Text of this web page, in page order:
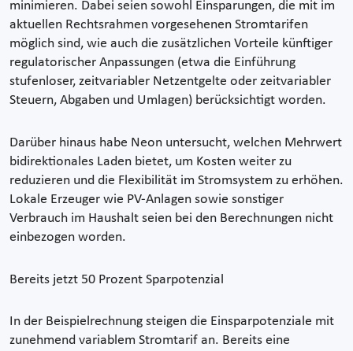
minimieren. Dabei seien sowohl Einsparungen, die mit im
aktuellen Rechtsrahmen vorgesehenen Stromtarifen
möglich sind, wie auch die zusätzlichen Vorteile künftiger
regulatorischer Anpassungen (etwa die Einführung
stufenloser, zeitvariabler Netzentgelte oder zeitvariabler
Steuern, Abgaben und Umlagen) berücksichtigt worden.
Darüber hinaus habe Neon untersucht, welchen Mehrwert
bidirektionales Laden bietet, um Kosten weiter zu
reduzieren und die Flexibilität im Stromsystem zu erhöhen.
Lokale Erzeuger wie PV-Anlagen sowie sonstiger
Verbrauch im Haushalt seien bei den Berechnungen nicht
einbezogen worden.
Bereits jetzt 50 Prozent Sparpotenzial
In der Beispielrechnung steigen die Einsparpotenziale mit
zunehmend variablem Stromtarif an. Bereits eine